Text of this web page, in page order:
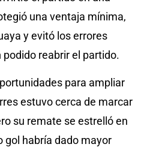
una ventaja mínima,
y evitó los errores
reabrir el partido.
para ampliar
estuvo cerca de marcar
su remate se estrelló en
gol habría dado mayor